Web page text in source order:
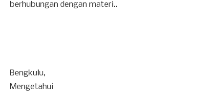
berhubungan dengan materi..
Bengkulu,
Mengetahui